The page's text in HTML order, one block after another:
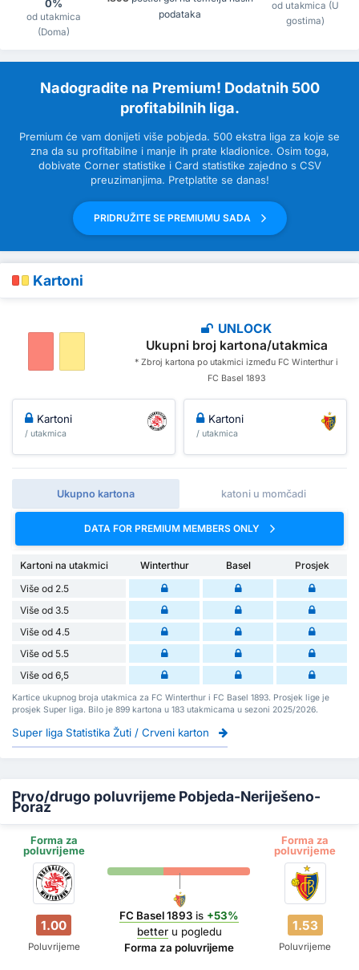
0%
od utakmica
(Doma)
podataka
od utakmica (U
gostima)
Nadogradite na Premium! Dodatnih 500
profitabilnih liga.
Premium će vam donijeti više pobjeda. 500 ekstra liga za koje se
zna da su profitabilne i manje ih prate kladionice. Osim toga,
dobivate Corner statistike i Card statistike zajedno s CSV
preuzimanjima. Pretplatite se danas!
PRIDRUŽITE SE PREMIUMU SADA
Kartoni
UNLOCK
Ukupni broj kartona/utakmica
* Zbroj kartona po utakmici između FC Winterthur i
FC Basel 1893
Kartoni
/ utakmica
Kartoni
/ utakmica
Ukupno kartona katoni u momčadi
DATA FOR PREMIUM MEMBERS ONLY
Kartoni na utakmici Winterthur Basel
Prosjek
Više od 2.5
Više od 3.5
Više od 4.5
Više od 5.5
Više od 6,5
Kartice ukupnog broja utakmica za FC Winterthur i FC Basel 1893. Prosjek lige je
prosjek Super liga. Bilo je 899 kartona u 183 utakmicama u sezoni 2025/2026.
Super liga Statistika Žuti / Crveni karton
Prvo/drugo poluvrijeme Pobjeda-Neriješeno-
Poraz
Forma za
poluvrijeme
Forma za
poluvrijeme
1.00
Poluvrijeme
FC Basel 1893 is +53%
betteru pogledu
Forma za poluvrijeme
1.53
Poluvrijeme